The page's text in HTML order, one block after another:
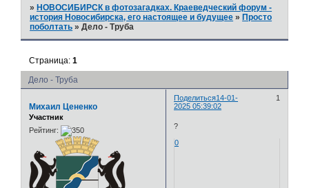
» НОВОСИБИРСК в фотозагадках. Краеведческий форум -
история Новосибирска, его настоящее и будущее » Просто
поболтать »Дело - Труба
Дело - Труба
Страница:1
Поделиться 1
14-01-
2025 05:39:02
Михаил Цененко
Участник
Рейтинг:
?
0